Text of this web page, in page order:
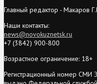
Главный редактор - Макаров
Наши контакты:
news@novokuznetsk.ru
+7 (3842) 900-800
Возрастное ограничение: 18+
Регистрационный номер